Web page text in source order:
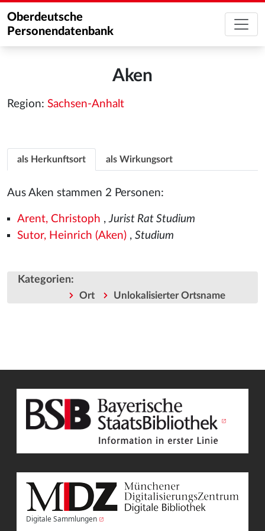
Oberdeutsche
Personendatenbank
Aken
Region: Sachsen-Anhalt
als Herkunftsort als Wirkungsort
Aus Aken stammen 2 Personen:
Arent, Christoph ,Jurist Rat Studium
Sutor, Heinrich (Aken), Studium
Kategorien:
Ort Unlokalisierter Ortsname
Digitale Sammlungen